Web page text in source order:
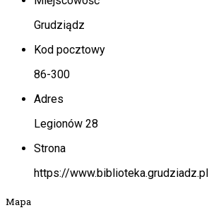
Grudziądz
Kod pocztowy
86-300
Adres
Legionów 28
Strona
https://www.biblioteka.grudziadz.pl
Mapa